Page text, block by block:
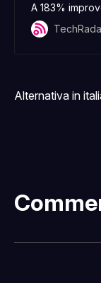
A 183%
Alternativa in